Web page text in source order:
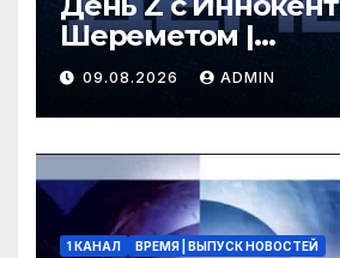
Шереметом |
СОЛОВЬЁВLIVE | 9
2026 года
09.08.2026 ADMIN
1 КАНАЛ ВРЕМЯ | ВЫПУСК НОВОСТЕЙ